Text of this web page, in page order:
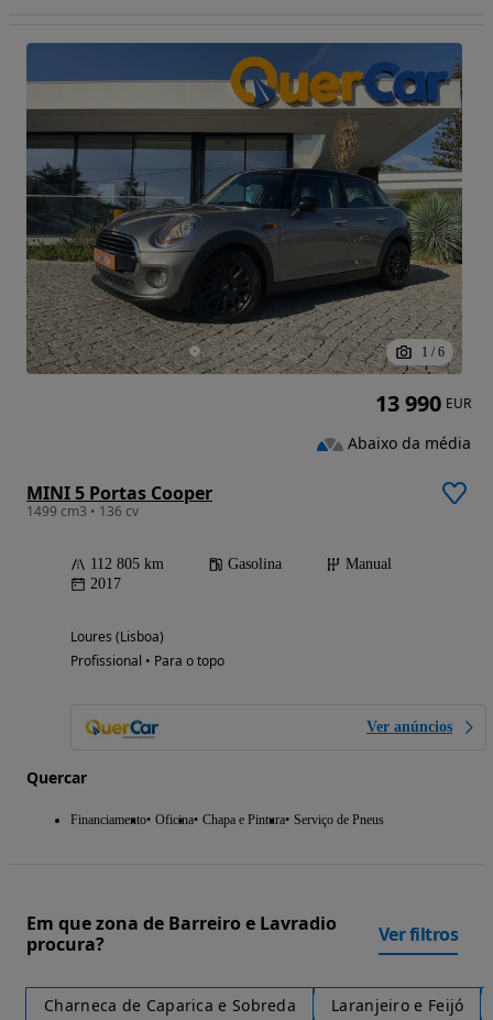
1 / 6
MINI 5 Portas Cooper
1499 cm3 • 136 cv
112 805 km Gasolina
Manual
2017
Loures (Lisboa)
Profissional • Para o topo
Ver anúncios
Quercar
Financiamento Oficina Chapa e Pintura Serviço de Pneus
13 990 EUR
Abaixo da média
Em que zona de Barreiro e Lavradio
procura?
Ver filtros
Charneca de Caparica e Sobreda Laranjeiro e Feijó